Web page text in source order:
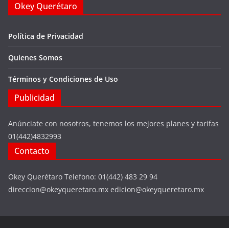
Okey Querétaro
Política de Privacidad
Quienes Somos
Términos y Condiciones de Uso
Publicidad
Anúnciate con nosotros, tenemos los mejores planes y tarifas
01(442)4832993
Contacto
Okey Querétaro Telefono: 01(442) 483 29 94
direccion@okeyqueretaro.mx edicion@okeyqueretaro.mx